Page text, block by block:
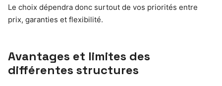
Le choix dépendra donc surtout de vos priorités entre
prix, garanties et flexibilité.
Avantages et limites des
différentes structures